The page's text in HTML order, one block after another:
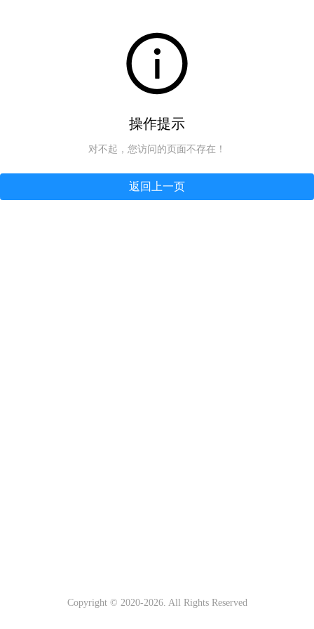
操作提示
对不起，您访问的页面不存在！
返回上一页
Copyright © 2020-2026. All Rights Reserved